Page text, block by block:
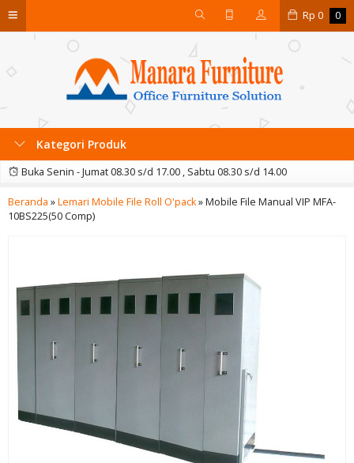
Rp 0 0
Kategori Produk
Buka Senin - Jumat 08.30 s/d 17.00 , Sabtu 08.30 s/d 14.00
Beranda »Lemari Mobile File Roll O'pack»Mobile File Manual VIP MFA-
10BS225(50 Comp)